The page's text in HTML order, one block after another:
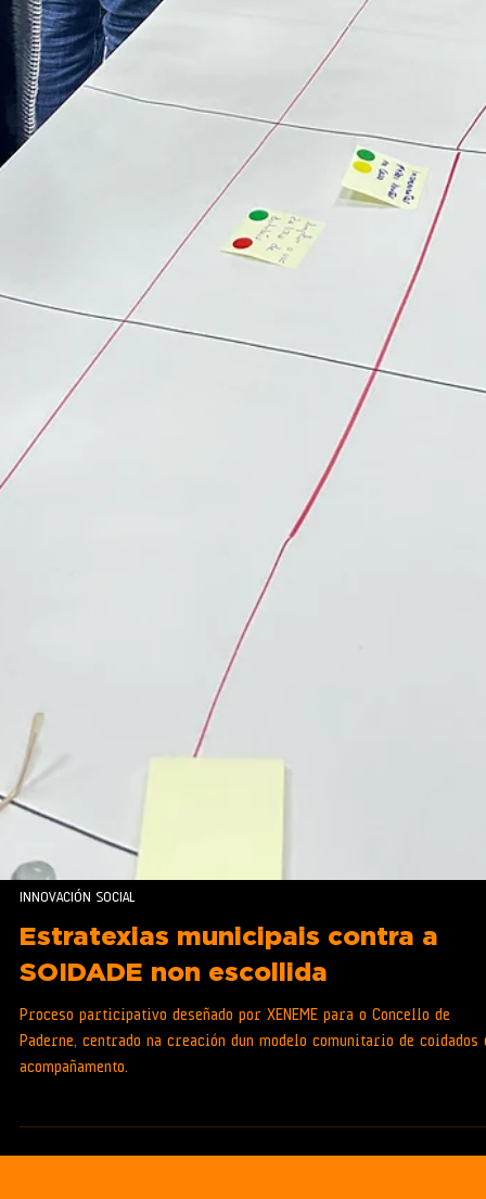
INNOVACIÓN SOCIAL
Estratexias municipais contra a
SOIDADE non escollida
Paderne, centrado na creación dun modelo comunitario de coidados
acompañamento.